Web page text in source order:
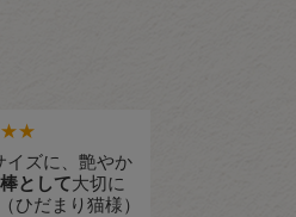
イズに、艶やか
として大切に
（ひだまり猫様）